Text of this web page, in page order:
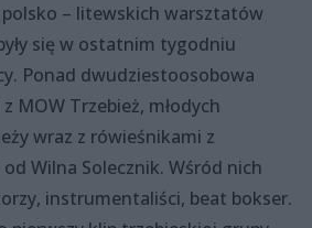
– litewskich warsztatów
się w ostatnim tygodniu
Ponad dwudziestoosobowa
MOW Trzebież, młodych
wraz z rówieśnikami z
Wilna Solecznik. Wśród nich
instrumentaliści, beat bokser.